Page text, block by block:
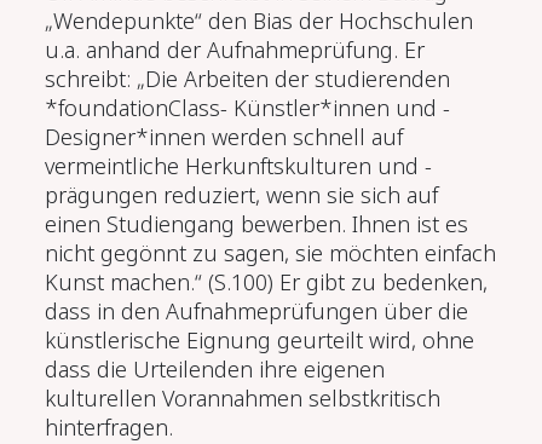
„Wendepunkte“ den Bias der Hochschulen
u.a. anhand der Aufnahmeprüfung. Er
schreibt: „Die Arbeiten der studierenden
*foundationClass- Künstler*innen und -
Designer*innen werden schnell auf
vermeintliche Herkunftskulturen und -
prägungen reduziert, wenn sie sich auf
einen Studiengang bewerben. Ihnen ist es
nicht gegönnt zu sagen, sie möchten einfach
Kunst machen.“ (S.100) Er gibt zu bedenken,
dass in den Aufnahmeprüfungen über die
künstlerische Eignung geurteilt wird, ohne
dass die Urteilenden ihre eigenen
kulturellen Vorannahmen selbstkritisch
hinterfragen.